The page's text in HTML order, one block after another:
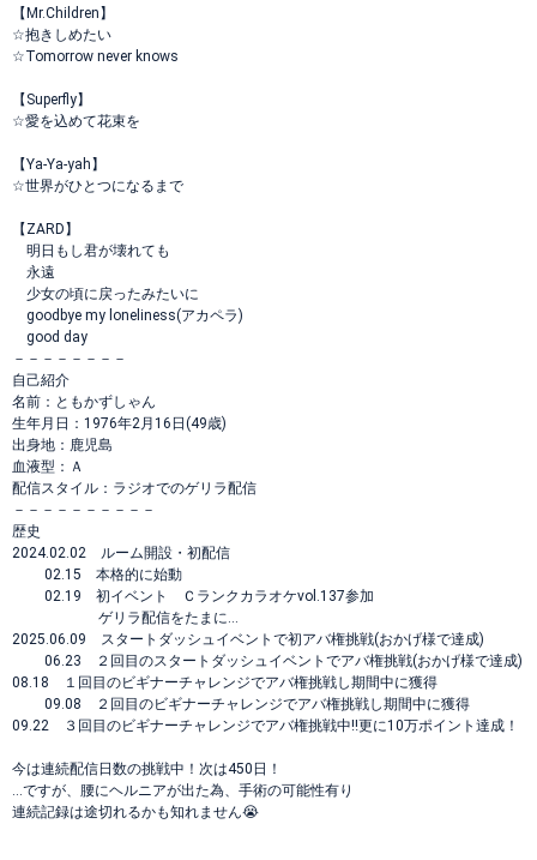
【Mr.Children】
☆抱きしめたい
☆Tomorrow never knows
【Superfly】
☆愛を込めて花束を
【Ya-Ya-yah】
☆世界がひとつになるまで
【ZARD】
明日もし君が壊れても
永遠
少女の頃に戻ったみたいに
goodbye my loneliness(アカペラ)
good day
－－－－－－－－
自己紹介
名前：ともかずしゃん
生年月日：1976年2月16日(49歳)
出身地：鹿児島
血液型：Ａ
配信スタイル：ラジオでのゲリラ配信
－－－－－－－－－－
歴史
2024.02.02 ルーム開設・初配信
02.15 本格的に始動
02.19 初イベント Ｃランクカラオケvol.137参加
ゲリラ配信をたまに…
2025.06.09 スタートダッシュイベントで初アバ権挑戦(おかげ様で達成)
06.23 ２回目のスタートダッシュイベントでアバ権挑戦(おかげ様で達成)
08.18 １回目のビギナーチャレンジでアバ権挑戦し期間中に獲得
09.08 ２回目のビギナーチャレンジでアバ権挑戦し期間中に獲得
09.22 ３回目のビギナーチャレンジでアバ権挑戦中‼️更に10万ポイント達成！
今は連続配信日数の挑戦中！次は450日！
…ですが、腰にヘルニアが出た為、手術の可能性有り
連続記録は途切れるかも知れません😭